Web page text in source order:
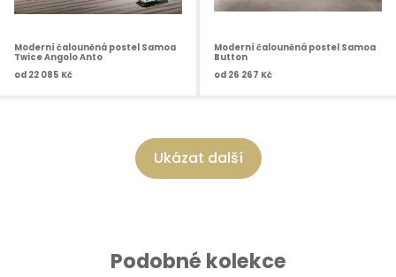
Moderní čalouněná postel Samoa
Twice Angolo Anto
od 22 085 Kč
Moderní čalouněná postel Samoa
Button
od 26 267 Kč
Ukázat další
Podobné kolekce